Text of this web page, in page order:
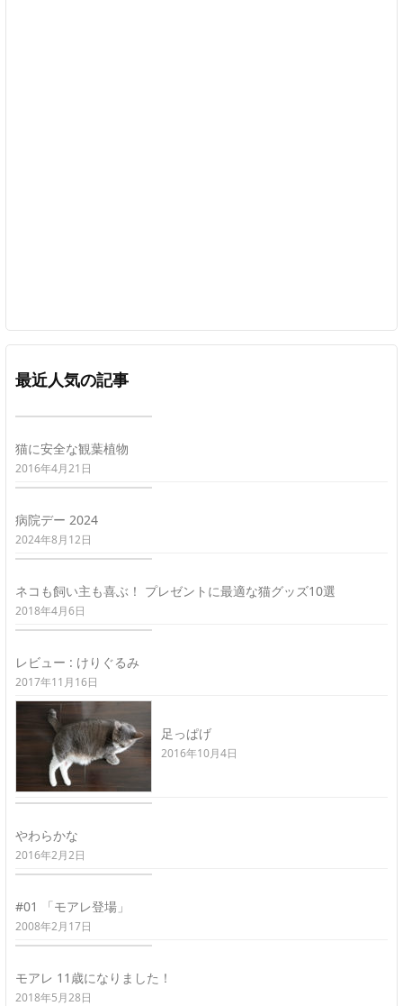
最近人気の記事
猫に安全な観葉植物
2016年4月21日
病院デー 2024
2024年8月12日
ネコも飼い主も喜ぶ！ プレゼントに最適な猫グッズ10選
2018年4月6日
レビュー : けりぐるみ
2017年11月16日
足っぱげ
2016年10月4日
やわらかな
2016年2月2日
#01 「モアレ登場」
2008年2月17日
モアレ 11歳になりました！
2018年5月28日